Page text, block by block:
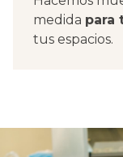
medida para
tus espacios.